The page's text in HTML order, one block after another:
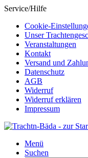
Service/Hilfe
Cookie-
Unser
Veranstaltungen
Kontakt
Versand und
Datenschutz
AGB
Widerruf
Widerruf erklären
Impressum
Menü
Suchen